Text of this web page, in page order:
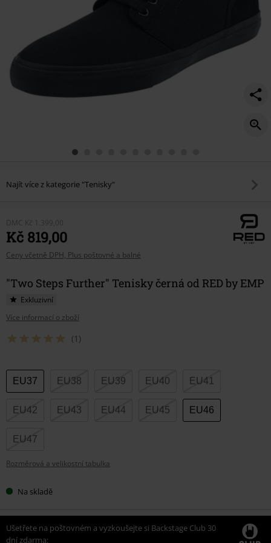
Najít více z kategorie "Tenisky"
DMC Kč 1.399,00
Kč 819,00
Ceny včetně DPH, Plus poštovné a balné
"Two Steps Further" Tenisky černá od RED by EMP
Exkluzivní
Více informací o zboží
(1)
Vyberte
si
velikost
EU37 EU38 EU39 EU40 EU41
EU42 EU43 EU44 EU45 EU46
EU47
Rozměrová a velikostní tabulka
Na skladě
Ušetřete na poštovném a vyzkoušejte si Backstage Club 30
dní zdarma: